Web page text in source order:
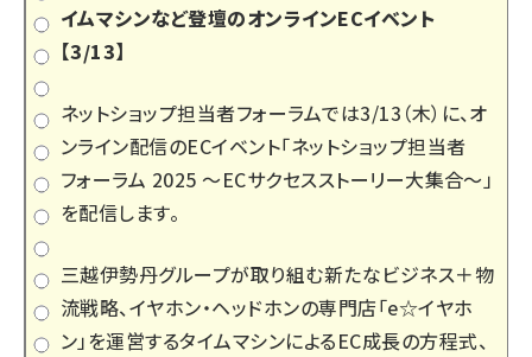
イムマシンなど登壇のオンラインECイベント
【3/13】
ネットショップ担当者フォーラムでは3/13（木）に、オ
ンライン配信のECイベント「ネットショップ担当者
フォーラム 2025 ～ECサクセスストーリー大集合～」
を配信します。
三越伊勢丹グループが取り組む新たなビジネス＋物
流戦略、イヤホン・ヘッドホンの専門店「e☆イヤホ
ン」を運営するタイムマシンによるEC成長の方程式、